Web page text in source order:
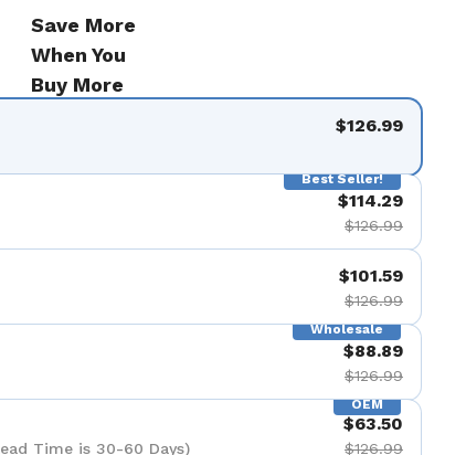
Save More
When You
Buy More
$126.99
Best Seller!
$114.29
$126.99
$101.59
$126.99
Wholesale
$88.89
$126.99
OEM
Time is 30-60 Days)
$63.50
$126.99